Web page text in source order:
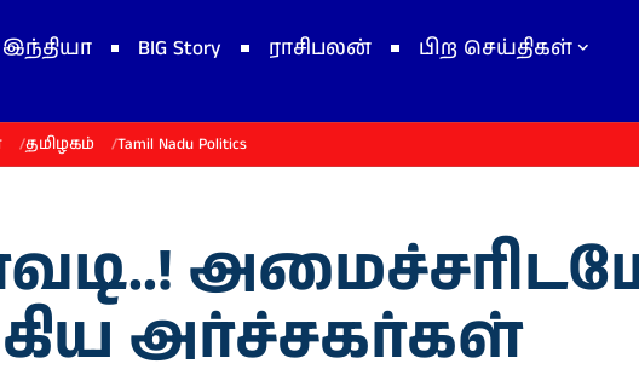
இந்தியா BIG Story ராசிபலன் பிற செய்திகள்
தமிழகம் Tamil Nadu Politics
அர்ச்சகர்கள்